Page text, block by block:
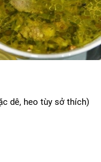
dê, heo tùy sở thích)